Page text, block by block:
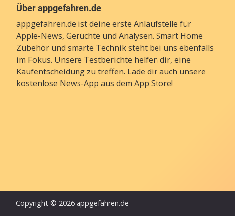
Über appgefahren.de
appgefahren.de ist deine erste Anlaufstelle für
Apple-News, Gerüchte und Analysen. Smart Home
Zubehör und smarte Technik steht bei uns ebenfalls
im Fokus. Unsere Testberichte helfen dir, eine
Kaufentscheidung zu treffen. Lade dir auch unsere
kostenlose News-App aus dem App Store!
Copyright © 2026 appgefahren.de